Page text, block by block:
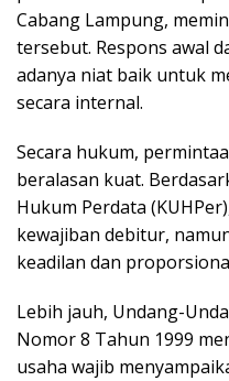
Cabang Lampung,
tersebut. Respons awal
adanya niat baik untuk
secara internal.
Secara hukum,
beralasan kuat.
Hukum Perdata
kewajiban debitur,
keadilan dan
Lebih jauh, Undang-
Nomor 8 Tahun 1999
usaha wajib